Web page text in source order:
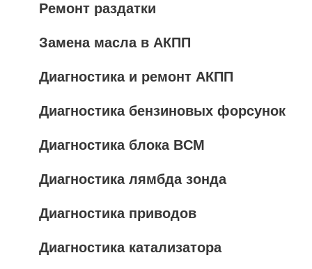
Ремонт раздатки
Замена масла в АКПП
Диагностика и ремонт АКПП
Диагностика бензиновых форсунок
Диагностика блока BCM
Диагностика лямбда зонда
Диагностика приводов
Диагностика катализатора